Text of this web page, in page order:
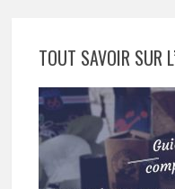
TOUT SAVOIR SUR